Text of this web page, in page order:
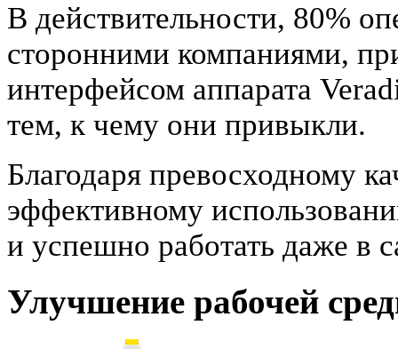
В действительности, 80%
сторонними компаниями,
интерфейсом аппарата
тем, к чему они привыкли.
Благодаря превосходному
эффективному
и успешно работать даже в
Улучшение рабочей